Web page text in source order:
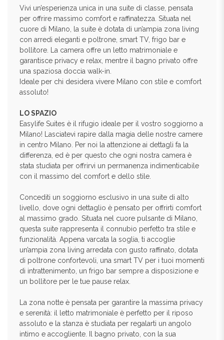
Vivi un’esperienza unica in una suite di classe, pensata
per offrire massimo comfort e raffinatezza. Situata nel
cuore di Milano, la suite è dotata di un’ampia zona living
con arredi eleganti e poltrone, smart TV, frigo bar e
bollitore. La camera offre un letto matrimoniale e
garantisce privacy e relax, mentre il bagno privato offre
una spaziosa doccia walk-in.
Ideale per chi desidera vivere Milano con stile e comfort
assoluto!
LO SPAZIO
Easylife Suites è il rifugio ideale per il vostro soggiorno a
Milano! Lasciatevi rapire dalla magia delle nostre camere
in centro Milano. Per noi la attenzione ai dettagli fa la
differenza, ed è per questo che ogni nostra camera è
stata studiata per offrirvi un permanenza indimenticabile
con il massimo del comfort e dello stile.
Concediti un soggiorno esclusivo in una suite di alto
livello, dove ogni dettaglio è pensato per offrirti comfort
al massimo grado. Situata nel cuore pulsante di Milano,
questa suite rappresenta il connubio perfetto tra stile e
funzionalità. Appena varcata la soglia, ti accoglie
un’ampia zona living arredata con gusto raffinato, dotata
di poltrone confortevoli, una smart TV per i tuoi momenti
di intrattenimento, un frigo bar sempre a disposizione e
un bollitore per le tue pause relax.
La zona notte è pensata per garantire la massima privacy
e serenità: il letto matrimoniale è perfetto per il riposo
assoluto e la stanza è studiata per regalarti un angolo
intimo e accogliente. Il bagno privato, con la sua